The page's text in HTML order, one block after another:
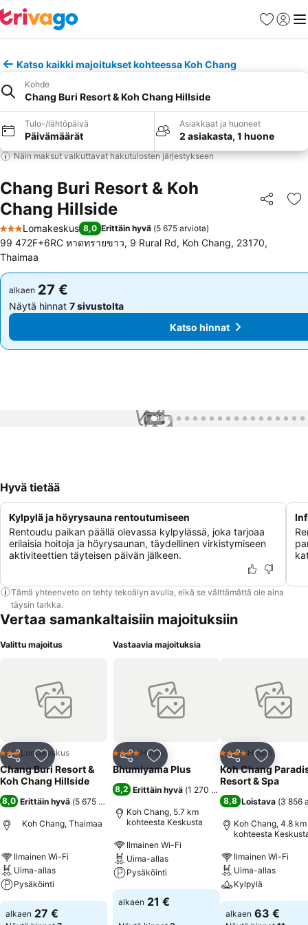
Suosikit
Katso kaikki majoitukset kohteessa Koh Chang
Kohde
Chang Buri Resort & Koh Chang Hillside
Tulo-/lähtöpäivä
Päivämäärät
Asiakkaat ja huoneet
2 asiakasta, 1 huone
Näin maksut vaikuttavat hakutulosten järjestykseen
Chang Buri Resort & Koh
Chang Hillside
Jaa
3 Tähtiluokitus
Lomakeskus 8,0 Erittäin hyvä (5 675 arviota)
99 472F+6RC หาดทรายขาว, 9 Rural Rd, Koh Chang, 23170,
Thaimaa
alkaen 27 €
Näytä hinnat 7 sivustolta
Katso hinnat
alkaen 27 €
Näytä hinnat 7 sivustolta
Katso hinnat
1 / 86
Hyvä tietää
Kylpylä ja höyrysauna rentoutumiseen
Rentoudu paikan päällä olevassa kylpylässä, joka tarjoaa
erilaisia hoitoja ja höyrysaunan, täydellinen virkistymiseen
aktiviteettien täyteisen päivän jälkeen.
Tämä yhteenveto on tehty tekoälyn avulla, eikä se välttämättä ole aina
täysin tarkka.
Vertaa samankaltaisiin majoituksiin
Valittu majoitus
Jaa Lisää suosikkeihin
3 Tähtiluokitus
Lomakeskus
Chang Buri Resort &
Koh Chang Hillside
8,0 Erittäin hyvä (5 675 arviota
Koh Chang, Thaimaa
Ilmainen Wi-Fi
Uima-allas
Pysäköinti
alkaen 27 €
Vastaavia majoituksia
Jaa Lisää suosikkeihin
4 Tähtiluokitus
Hotelli
Bhumiyama Plus
8,2 Erittäin hyvä (1 270 arviota
Koh Chang, 5.7 km
kohteesta Keskusta
Ilmainen Wi-Fi
Uima-allas
Pysäköinti
alkaen 21 €
Jaa Lisää
4 Tähtiluokitus
Hotelli
Koh Chang
Resort & Spa
8,8 Loistava (3 856
Koh Chang, 4.8 km
kohteesta
Ilmainen Wi-Fi
Uima-allas
Kylpylä
alkaen 63 €